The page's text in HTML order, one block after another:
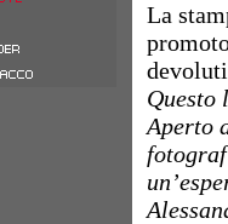
La
Questo
Aperto